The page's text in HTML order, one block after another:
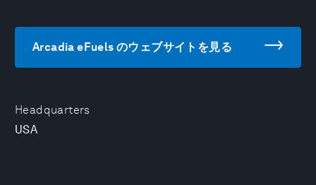
Headquarters
USA
Arcadia eFuels のウェブサイトを見る